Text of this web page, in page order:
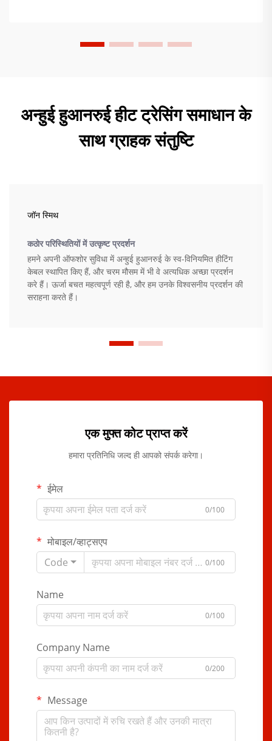
अन्हुई हुआनरुई हीट ट्रेसिंग समाधान के
साथ ग्राहक संतुष्टि
जॉन स्मिथ
कठोर परिस्थितियों में उत्कृष्ट प्रदर्शन
हमने अपनी ऑफशोर सुविधा में अन्हुई हुआनरुई के स्व-विनियमित हीटिंग
केबल स्थापित किए हैं, और चरम मौसम में भी वे अत्यधिक अच्छा प्रदर्शन
करे हैं। ऊर्जा बचत महत्वपूर्ण रही है, और हम उनके विश्वसनीय प्रदर्शन की
सराहना करते हैं।
एक मुफ्त कोट प्राप्त करें
हमारा प्रतिनिधि जल्द ही आपको संपर्क करेगा।
ईमेल
0/100
मोबाइल/व्हाट्सएप
Code
0/100
Name
0/100
Company Name
0/200
Message